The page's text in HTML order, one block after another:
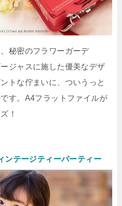
秘密のフラワーガーデ
ジャスに施した優美なデザ
トな佇まいに、ついうっと
す。A4フラットファイルが
！
ンテージティーパーティー